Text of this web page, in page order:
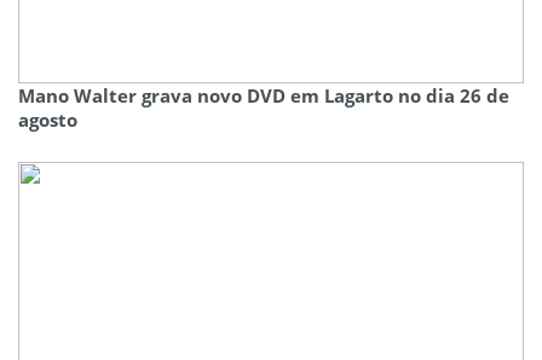
Mano Walter grava novo DVD em Lagarto no dia 26 de
agosto